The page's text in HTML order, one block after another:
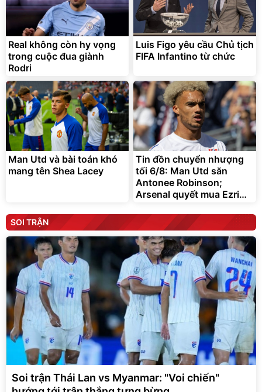
Real không còn hy vọng
trong cuộc đua giành
Rodri
Luis Figo yêu cầu Chủ tịch
FIFA Infantino từ chức
Man Utd và bài toán khó
mang tên Shea Lacey
Tin đồn chuyển nhượng
tối 6/8: Man Utd săn
Antonee Robinson;
Arsenal quyết mua Ezri
SOI TRẬN
Soi trận Thái Lan vs Myanmar: "Voi chiến"